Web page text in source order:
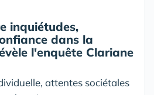
inquiétudes,
dans la
l'enquête Clariane
attentes sociétales